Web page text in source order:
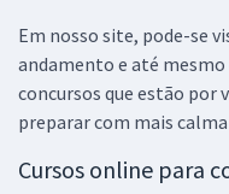
Em nosso site, pode-se
andamento e até
concursos que estão por
preparar com mais
Cursos online para